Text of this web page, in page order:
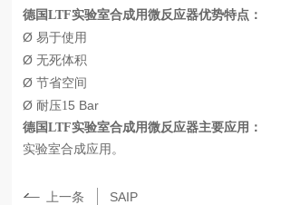
德国LTF实验室合成用微反应器优势特点：
Ø易于使用
Ø无死体积
Ø节省空间
Ø 耐压15 Bar
德国LTF实验室合成用微反应器主要应用：
实验室合成应用。
上一条 SAIP